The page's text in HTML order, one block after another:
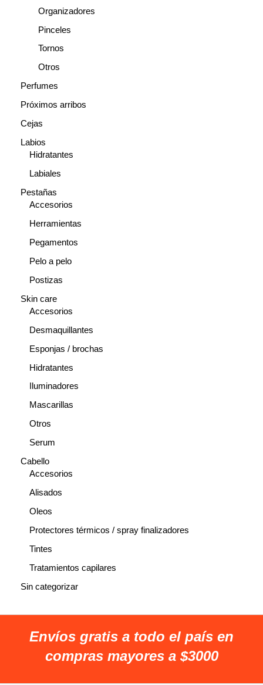
Organizadores
Pinceles
Tornos
Otros
Perfumes
Próximos arribos
Cejas
Labios
Hidratantes
Labiales
Pestañas
Accesorios
Herramientas
Pegamentos
Pelo a pelo
Postizas
Skin care
Accesorios
Desmaquillantes
Esponjas / brochas
Hidratantes
Iluminadores
Mascarillas
Otros
Serum
Cabello
Accesorios
Alisados
Oleos
Protectores térmicos / spray finalizadores
Tintes
Tratamientos capilares
Sin categorizar
Envíos gratis a todo el país en
compras mayores a $3000